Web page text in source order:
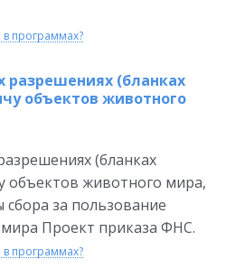
в программах?
разрешениях (бланках
объектов животного
(бланках
объектов животного мира,
сбора за пользование
Проект приказа ФНС.
в программах?